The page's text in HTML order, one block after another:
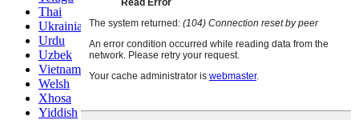
Thai
Ukrainian
Urdu
Uzbek
Vietnamese
Welsh
Xhosa
Yiddish